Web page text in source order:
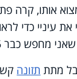
אותו, קרה
עיניי כדי
כבר 5 ימים".
מתת תזונה